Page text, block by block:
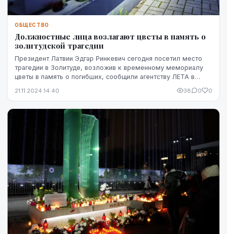
ОБЩЕСТВО
Должностные лица возлагают цветы в память о
золитудской трагедии
Президент Латвии Эдгар Ринкевич сегодня посетил место
трагедии в Золитуде, возложив к временному мемориалу
цветы в память о погибших, сообщили агентству ЛЕТА в
21.11.2024 14:40 38 0 0